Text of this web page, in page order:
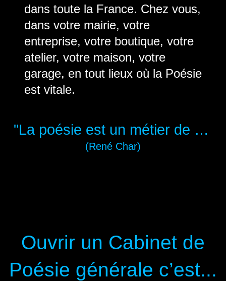
dans toute la France. Chez vous,
dans votre mairie, votre
entreprise, votre boutique, votre
atelier, votre maison, votre
garage, en tout lieux où la Poésie
est vitale.
"La poésie est un métier de pointe"
(René Char)
Ouvrir un Cabinet de
Poésie générale c’est...